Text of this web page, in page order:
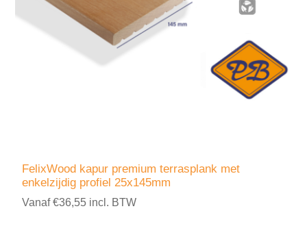
FelixWood kapur premium terrasplank met
enkelzijdig profiel 25x145mm
Vanaf €36,55 incl. BTW